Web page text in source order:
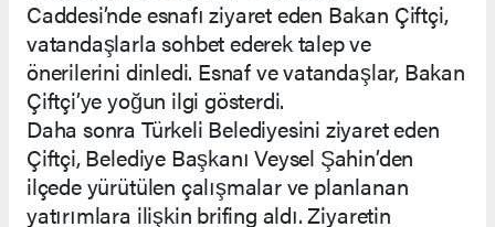
Caddesi’nde esnafı ziyaret eden Bakan Çiftçi,
vatandaşlarla sohbet ederek talep ve
önerilerini dinledi. Esnaf ve vatandaşlar, Bakan
Çiftçi’ye yoğun ilgi gösterdi.
Daha sonra Türkeli Belediyesini ziyaret eden
Çiftçi, Belediye Başkanı Veysel Şahin’den
ilçede yürütülen çalışmalar ve planlanan
yatırımlara ilişkin brifing aldı. Ziyaretin